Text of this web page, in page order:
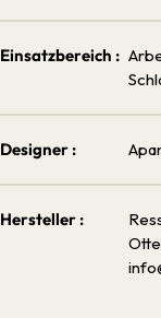
Einsatzbereich :
Designer :
Hersteller :